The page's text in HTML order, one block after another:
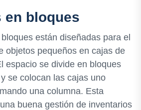
en bloques
están diseñadas para el
objetos pequeños en cajas de
espacio se divide en bloques
se colocan las cajas uno
una columna. Esta
buena gestión de inventarios